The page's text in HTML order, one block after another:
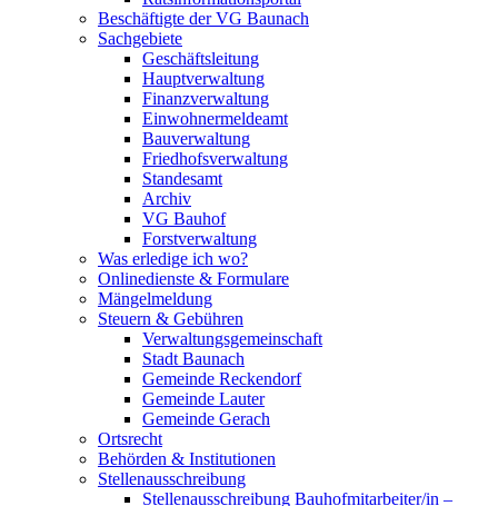
Beschäftigte der VG Baunach
Sachgebiete
Geschäftsleitung
Hauptverwaltung
Finanzverwaltung
Einwohnermeldeamt
Bauverwaltung
Friedhofsverwaltung
Standesamt
Archiv
VG Bauhof
Forstverwaltung
Was erledige ich wo?
Onlinedienste & Formulare
Mängelmeldung
Steuern & Gebühren
Verwaltungsgemeinschaft
Stadt Baunach
Gemeinde Reckendorf
Gemeinde Lauter
Gemeinde Gerach
Ortsrecht
Behörden & Institutionen
Stellenausschreibung
Stellenausschreibung Bauhofmitarbeiter/in –